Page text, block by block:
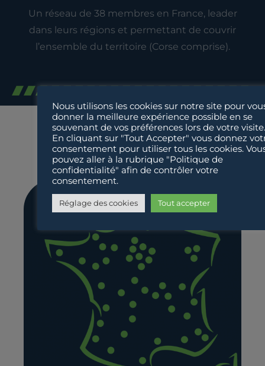
Un réseau de 38 membres en France, leader
dans leurs régions et permettant de couvrir
l’ensemble du territoire (Corse comprise).
NOTRE RÉSEAU
Nous utilisons les cookies sur notre site pour
donner la meilleure expérience possible en se
souvenant de vos préférences lors de votre visite.
En cliquant sur "Tout Accepter" vous donnez
consentement pour utiliser tous les cookies.
pouvez aller à la rubrique "Politique de
confidentialité" afin de contrôler votre
consentement.
Réglage des cookies Tout accepter